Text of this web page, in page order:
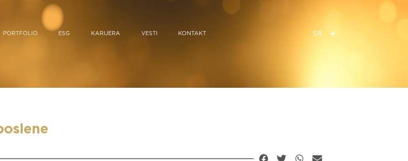
PORTFOLIO ESG KARIJERA VESTI KONTAKT SR